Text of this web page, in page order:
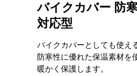
バイクカバー 防
対応型
バイクカバーとしても使え
防寒性に優れた保温素材を
暖かく保護します。